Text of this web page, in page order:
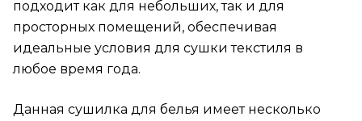
подходит как для небольших, так и для
просторных помещений, обеспечивая
идеальные условия для сушки текстиля в
любое время года.
Данная сушилка для белья имеет несколько